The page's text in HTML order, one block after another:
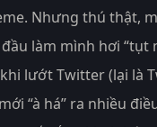
Nhưng thú thật,
làm mình hơi “tụt
lướt Twitter (lại là
“à há” ra nhiều